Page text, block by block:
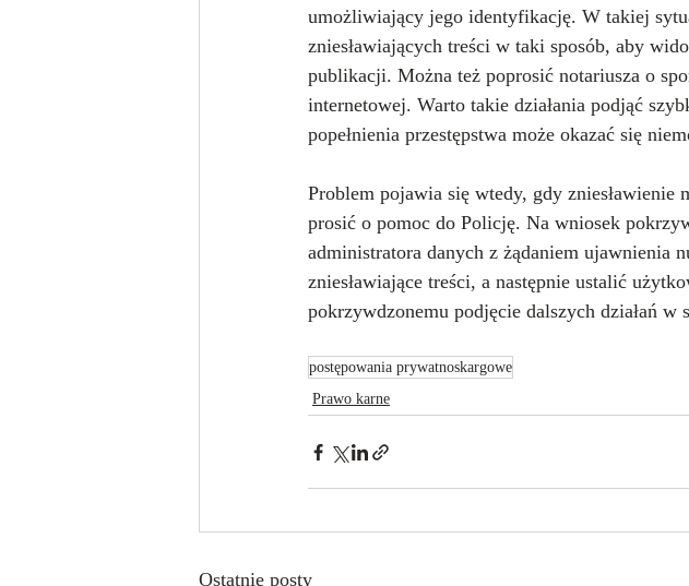
umożliwiający jego identyfikację. W takiej
zniesławiających treści w taki sposób, aby
publikacji. Można też poprosić notariusza o
internetowej. Warto takie działania podjąć
popełnienia przestępstwa może okazać się
Problem pojawia się wtedy, gdy
prosić o pomoc do Policję. Na wniosek
administratora danych z żądaniem ujawnienia
zniesławiające treści, a następnie ustalić
pokrzywdzonemu podjęcie dalszych działań w
postępowania prywatnoskargowe
Prawo karne
Ostatnie posty